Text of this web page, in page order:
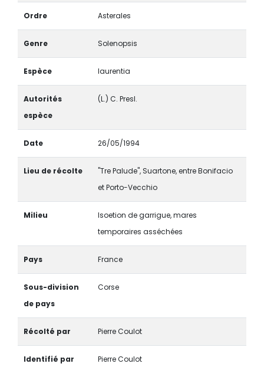
Ordre Asterales
Genre Solenopsis
Espèce laurentia
Autorités
espèce
(L.) C. Presl.
Date 26/05/1994
Lieu de récolte
"Tre Palude", Suartone, entre Bonifacio
et Porto-Vecchio
Milieu
Isoetion de garrigue, mares
temporaires asséchées
Pays France
Sous-division
de pays
Corse
Récolté par Pierre Coulot
Identifié par Pierre Coulot